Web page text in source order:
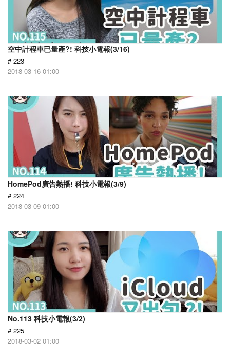
空中計程車已量產?! 科技小電報(3/16)
# 223
2018-03-16 01:00
HomePod廣告熱播! 科技小電報(3/9)
# 224
2018-03-09 01:00
No.113 科技小電報(3/2)
# 225
2018-03-02 01:00